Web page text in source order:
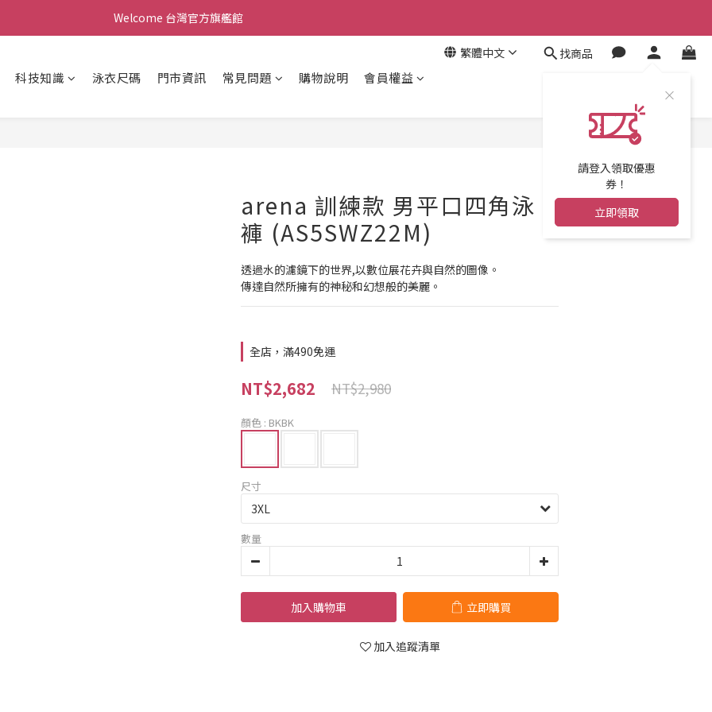
Welcome 台灣官方旗艦館
Welcome 台灣官方旗艦館
繁體中文 找商品
請登入領取優惠
券！
立即領取
科技知識 泳衣尺碼 門市資訊 常見問題 購物說明 會員權益
arena 訓練款 男平口四角泳
褲 (AS5SWZ22M)
透過水的濾鏡下的世界,以數位展花卉與自然的圖像。
傳達自然所擁有的神秘和幻想般的美麗。
全店，滿490免運
NT$2,682 NT$2,980
顏色 : BKBK
尺寸
數量
加入購物車 立即購買
加入追蹤清單